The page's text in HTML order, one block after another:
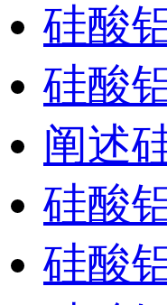
硅酸
硅酸
阐述
硅酸
硅酸